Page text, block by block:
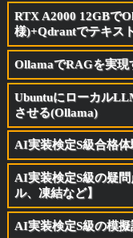
RTX A2000 12GBで
様)+Qdrantでテキス
OllamaでRAGを実現
Ubuntuにローカル
させる(Ollama)
AI実装検定S級合格体
AI実装検定S級の疑
ル、凍結など】
AI実装検定S級の模擬